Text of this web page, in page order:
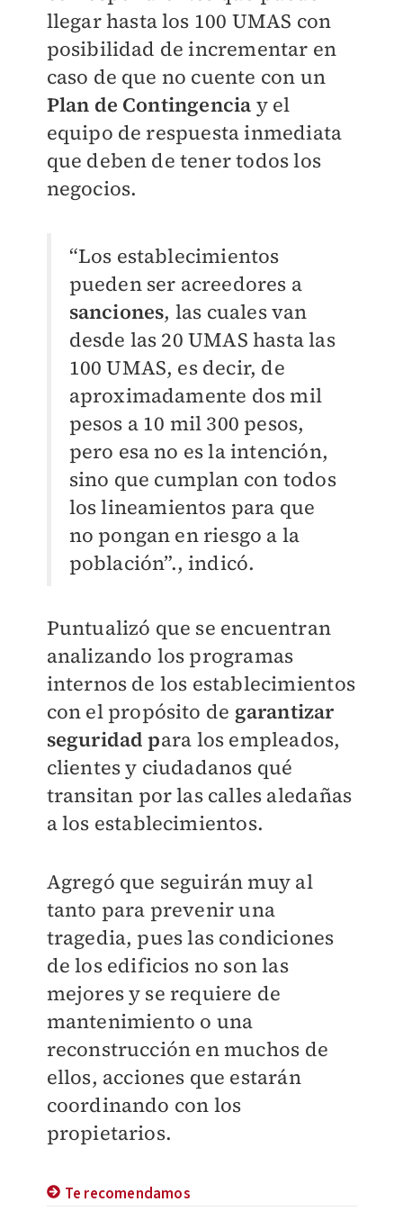
llegar hasta los 100 UMAS con
posibilidad de incrementar en
caso de que no cuente con un
Plan de Contingencia y el
equipo de respuesta inmediata
que deben de tener todos los
negocios.
“Los establecimientos
pueden ser acreedores a
sanciones, las cuales van
desde las 20 UMAS hasta las
100 UMAS, es decir, de
aproximadamente dos mil
pesos a 10 mil 300 pesos,
pero esa no es la intención,
sino que cumplan con todos
los lineamientos para que
no pongan en riesgo a la
población”., indicó.
Puntualizó que se encuentran
analizando los programas
internos de los establecimientos
con el propósito de garantizar
seguridad para los empleados,
clientes y ciudadanos qué
transitan por las calles aledañas
a los establecimientos.
Agregó que seguirán muy al
tanto para prevenir una
tragedia, pues las condiciones
de los edificios no son las
mejores y se requiere de
mantenimiento o una
reconstrucción en muchos de
ellos, acciones que estarán
coordinando con los
propietarios.
Te recomendamos